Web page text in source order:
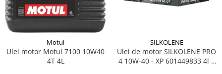
Motul
Ulei motor Motul 7100 10W40
4T 4L
SILKOLENE
Ulei de motor SILKOLENE PRO
4 10W-40 - XP 601449833 4l +